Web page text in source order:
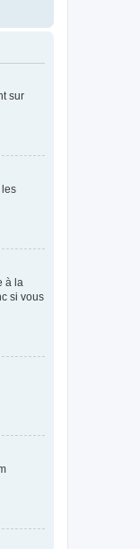
sur
les
à la
si vous